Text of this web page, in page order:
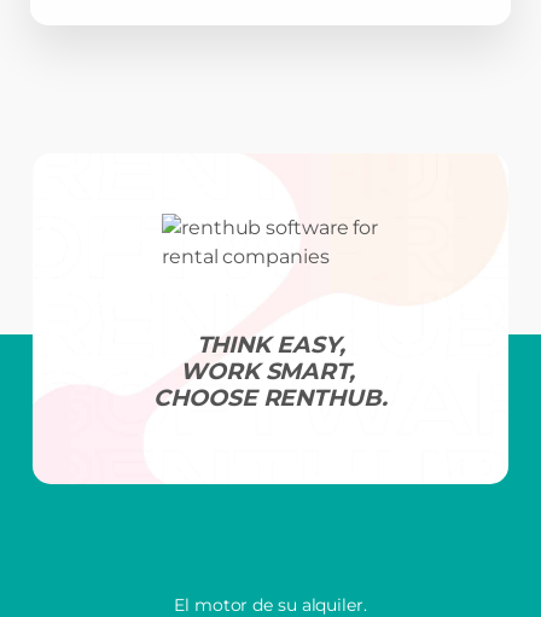
THINK EASY,
WORK SMART,
CHOOSE RENTHUB.
El motor de su alquiler.